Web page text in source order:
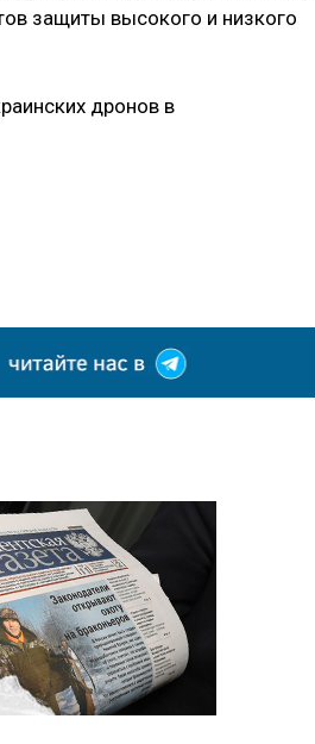
защиты высокого и низкого
дронов в